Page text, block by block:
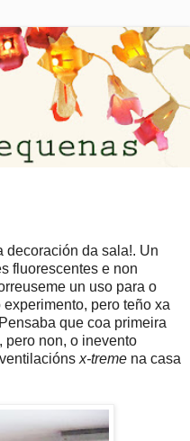
decoración da sala!. Un
fluorescentes e non
un uso para o
pero teño xa
que coa primeira
pero non, o inevento
x-treme na casa